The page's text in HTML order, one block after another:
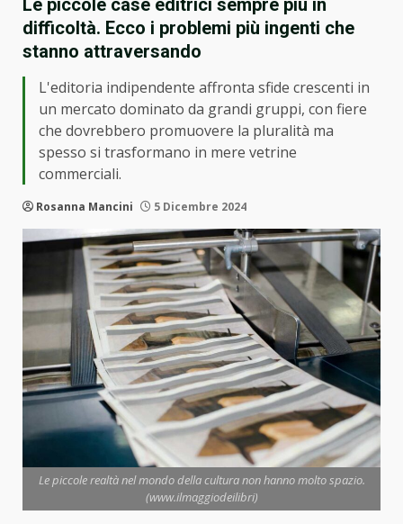
Le piccole case editrici sempre più in
difficoltà. Ecco i problemi più ingenti che
stanno attraversando
L'editoria indipendente affronta sfide crescenti in
un mercato dominato da grandi gruppi, con fiere
che dovrebbero promuovere la pluralità ma
spesso si trasformano in mere vetrine
commerciali.
Rosanna Mancini 5 Dicembre 2024
Le piccole realtà nel mondo della cultura non hanno molto spazio.
(www.ilmaggiodeilibri)